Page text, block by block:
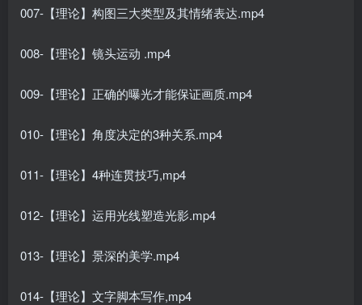
007-【理论】构图三大类型及其情绪表达.mp4
008-【理论】镜头运动 .mp4
009-【理论】正确的曝光才能保证画质.mp4
010-【理论】角度决定的3种关系.mp4
011-【理论】4种连贯技巧,mp4
012-【理论】运用光线塑造光影.mp4
013-【理论】景深的美学.mp4
014-【理论】文字脚本写作,mp4